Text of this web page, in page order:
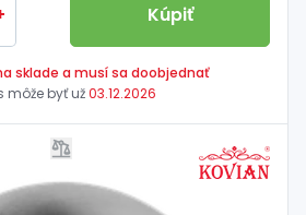
Kúpiť
sklade a musí sa doobjednať
môže byť už03.12.2026